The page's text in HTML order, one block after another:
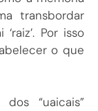
transbordar
Por isso
o que
“uaicais”